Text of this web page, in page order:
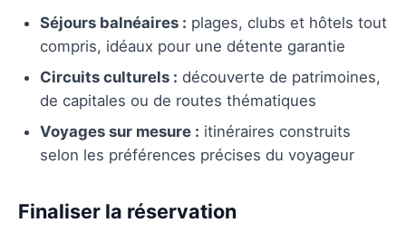
Séjours balnéaires : plages, clubs et hôtels tout
compris, idéaux pour une détente garantie
Circuits culturels : découverte de patrimoines,
de capitales ou de routes thématiques
Voyages sur mesure : itinéraires construits
selon les préférences précises du voyageur
Finaliser la réservation